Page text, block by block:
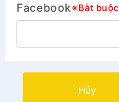
Facebook※Bắt buộc
Hủy